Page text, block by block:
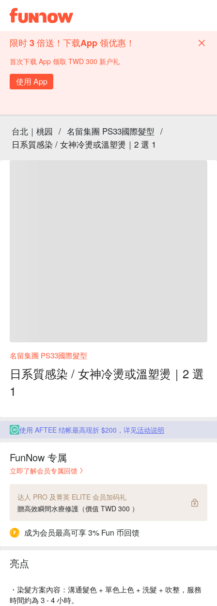
限时 3 倍送！下载App 领优惠！
首次下载 App 领取 TWD 300 新户礼
使用 App
台北｜桃园 / 名留集團 PS33國際髮型 /
日系質感染 / 女神冷燙或溫塑燙｜2 選 1
名留集團 PS33國際髮型
日系質感染 / 女神冷燙或溫塑燙｜2 選
1
使用 AFTEE 结帐最高现折 $200，详见活动说明
FunNow 专属
立即了解会员专属回馈
达人 PRO 及菁英 ELITE 会员加码礼
贈高效瞬間水療修護（價值 TWD 300 ）
成为会员最高可享 3% Fun 币回馈
亮点
・染髮方案內容：溝通髮色 + 單色上色 + 洗髮 + 吹整，服務
時間約為 3 - 4 小時。